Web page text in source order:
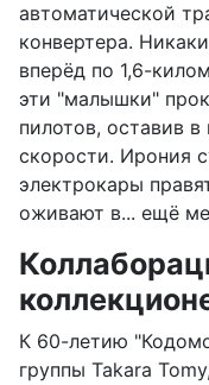
автоматической
конвертера.
вперёд по 1,6-
эти "малышки"
пилотов, оставив
скорости. Ирония
электрокары
оживают в... ещё
К 60-летию
группы Takara